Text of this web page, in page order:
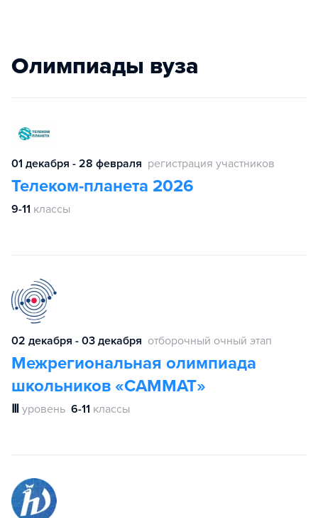
Олимпиады вуза
01 декабря - 28 февраля регистрация участников
Телеком-планета 2026
9-11 классы
02 декабря - 03 декабря отборочный очный этап
Межрегиональная олимпиада
школьников «САММАТ»
Ⅲ уровень 6-11 классы